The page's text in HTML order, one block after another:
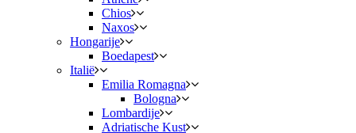
Chios
Naxos
Hongarije
Boedapest
Italië
Emilia Romagna
Bologna
Lombardije
Adriatische Kust